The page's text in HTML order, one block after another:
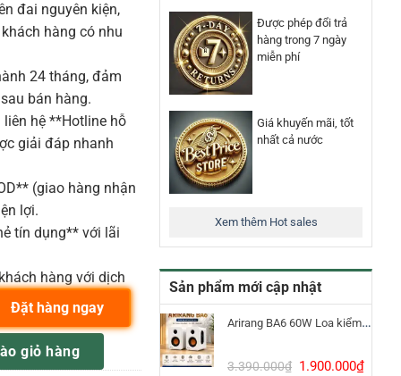
Được phép đổi trả
hàng trong 7 ngày
miễn phí
Giá khuyến mãi, tốt
nhất cả nước
Xem thêm Hot sales
Sản phẩm mới cập nhật
Arirang BA6 60W Loa kiểm âm Bluetooth 5.3
3.390.000₫ Giá
1.900.000₫Giá
đai nguyên kiện,
hàng có nhu
24 tháng, đảm
bán hàng.
hệ **Hotline hỗ
giải đáp nhanh
(giao hàng nhận
lợi.
tín dụng** với lãi
hàng với dịch
cho Loa MC15-R số lượng
giỏ hàng
Đặt hàng ngay